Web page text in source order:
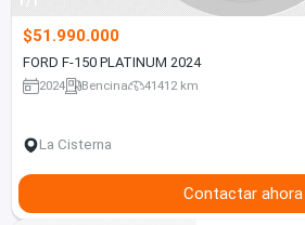
$51.990.000
FORD F-150 PLATINUM 2024
2024 Bencina 41412 km
La Cisterna
Contactar ahora